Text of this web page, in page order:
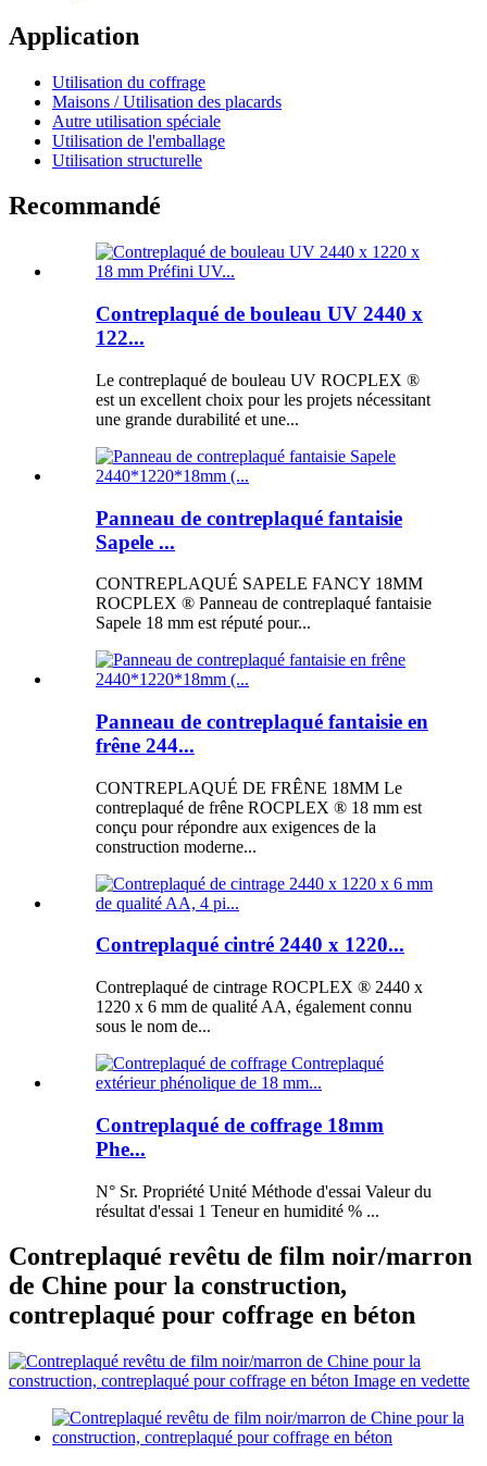
Application
Utilisation du coffrage
Maisons / Utilisation des placards
Autre utilisation spéciale
Utilisation de l'emballage
Utilisation structurelle
Recommandé
Contreplaqué de bouleau UV 2440 x
122...
Le contreplaqué de bouleau UV ROCPLEX ®
est un excellent choix pour les projets nécessitant
une grande durabilité et une...
Panneau de contreplaqué fantaisie
Sapele ...
CONTREPLAQUÉ SAPELE FANCY 18MM
ROCPLEX ® Panneau de contreplaqué fantaisie
Sapele 18 mm est réputé pour...
Panneau de contreplaqué fantaisie en
frêne 244...
CONTREPLAQUÉ DE FRÊNE 18MM Le
contreplaqué de frêne ROCPLEX ® 18 mm est
conçu pour répondre aux exigences de la
construction moderne...
Contreplaqué cintré 2440 x 1220...
Contreplaqué de cintrage ROCPLEX ® 2440 x
1220 x 6 mm de qualité AA, également connu
sous le nom de...
Contreplaqué de coffrage 18mm
Phe...
N° Sr. Propriété Unité Méthode d'essai Valeur du
résultat d'essai 1 Teneur en humidité % ...
Contreplaqué revêtu de film noir/marron
de Chine pour la construction,
contreplaqué pour coffrage en béton